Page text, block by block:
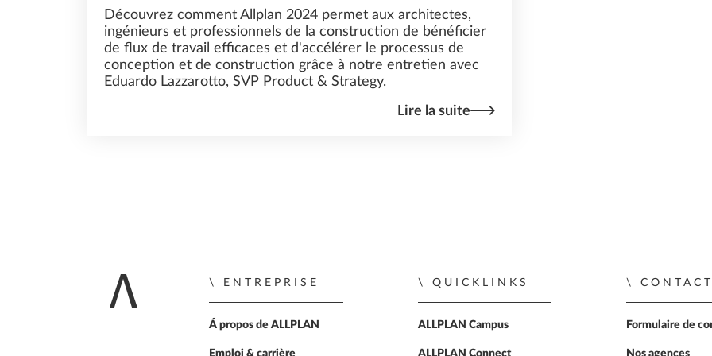
Découvrez comment Allplan 2024 permet aux architectes,
ingénieurs et professionnels de la construction de bénéficier
de flux de travail efficaces et d'accélérer le processus de
conception et de construction grâce à notre entretien avec
Eduardo Lazzarotto, SVP Product & Strategy.
Lire la suite
Home
ENTREPRISE
Á propos de ALLPLAN
Emploi & carrière
QUICKLINKS
ALLPLAN Campus
ALLPLAN Connect
Formulaire de
Nos agences